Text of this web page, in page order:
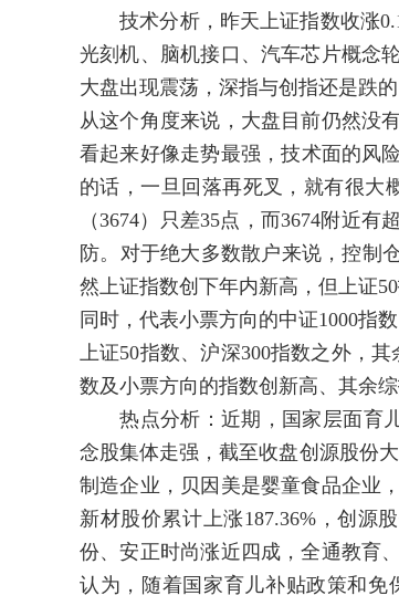
技术分析，昨天上证指数收涨
光刻机、脑机接口、汽车芯片概念
大盘出现震荡，深指与创指还是跌
从这个角度来说，大盘目前仍然没
看起来好像走势最强，技术面的风
的话，一旦回落再死叉，就有很大
（3674）只差35点，而3674附近
防。对于绝大多数散户来说，控制
然上证指数创下年内新高，但上证
同时，代表小票方向的中证1000指
上证50指数、沪深300指数之外，
数及小票方向的指数创新高、其余综
热点分析：近期，国家层面育儿
念股集体走强，截至收盘创源股份
制造企业，贝因美是婴童食品企业
新材股价累计上涨187.36%，创源
份、安正时尚涨近四成，全通教育
认为，随着国家育儿补贴政策和免